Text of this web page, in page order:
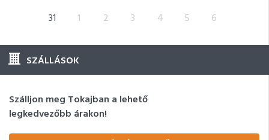
31
1 2 3 4 5 6
SZÁLLÁSOK
Szálljon meg Tokajban a lehető
legkedvezőbb árakon!